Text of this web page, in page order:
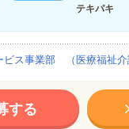
テキパキ
ス事業部 （医療福祉介
する